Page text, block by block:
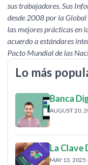
sus trabajadores. Sus
desde 2008 por la
las mejores prácticas en
acuerdo a estándares
Pacto Mundial de las
Lo más
Banca
AUGUST 20,
La Clave
MAY 13, 2025